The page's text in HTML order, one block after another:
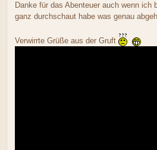
Danke für das Abenteuer auch wenn
ganz durchschaut habe was genau
Verwirrte Grüße aus der Gruft